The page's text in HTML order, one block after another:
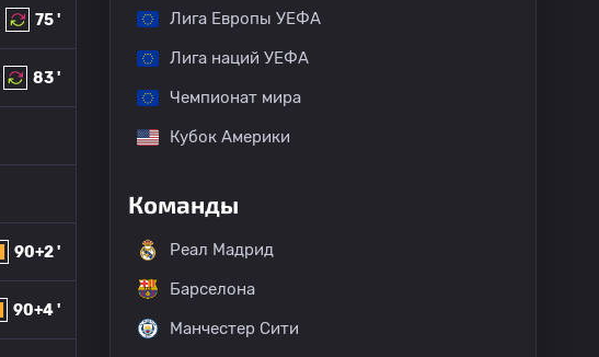
75 '
83 '
90+2 '
90+4 '
Лига Европы УЕФА
Лига наций УЕФА
Чемпионат мира
Кубок Америки
Команды
Реал Мадрид
Барселона
Манчестер Сити